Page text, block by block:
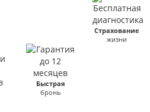
Страхование
жизни
Быстрая
бронь